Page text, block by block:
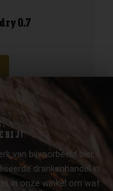
0.7
van bijvoorbeeld bier,
drankenhandel in
in onze winkel om wat